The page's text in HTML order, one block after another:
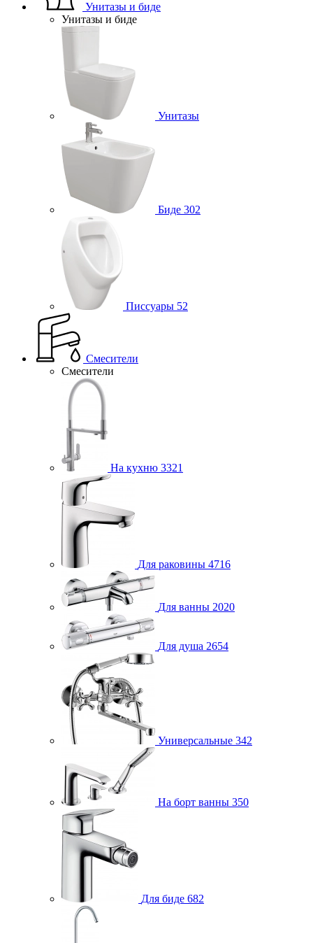
Унитазы и биде
Унитазы и биде
Унитазы
Биде 302
Писсуары 52
Смесители
Смесители
На кухню 3321
Для раковины 4716
Для ванны 2020
Для душа 2654
Универсальные 342
На борт ванны 350
Для биде 682